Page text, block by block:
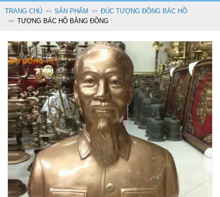
TRANG CHỦ SẢN PHẨM
ĐÚC TƯỢNG ĐỒNG BÁC HỒ
TƯỢNG BÁC HỒ BẰNG ĐỒNG